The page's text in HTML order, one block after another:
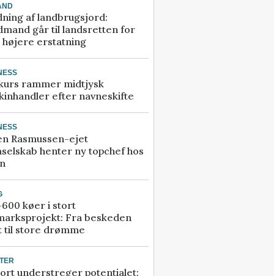
af landbrugsjord:
går til landsretten for
højere erstatning
rammer midtjysk
efter navneskifte
Rasmussen-ejet
henter ny topchef hos
køer i stort
Fra beskeden
til store drømme
understreger potentialet: